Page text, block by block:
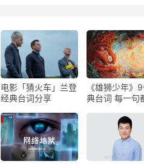
电影「猜火车」兰登
经典台词分享
《雄狮少年》
典台词 每一句